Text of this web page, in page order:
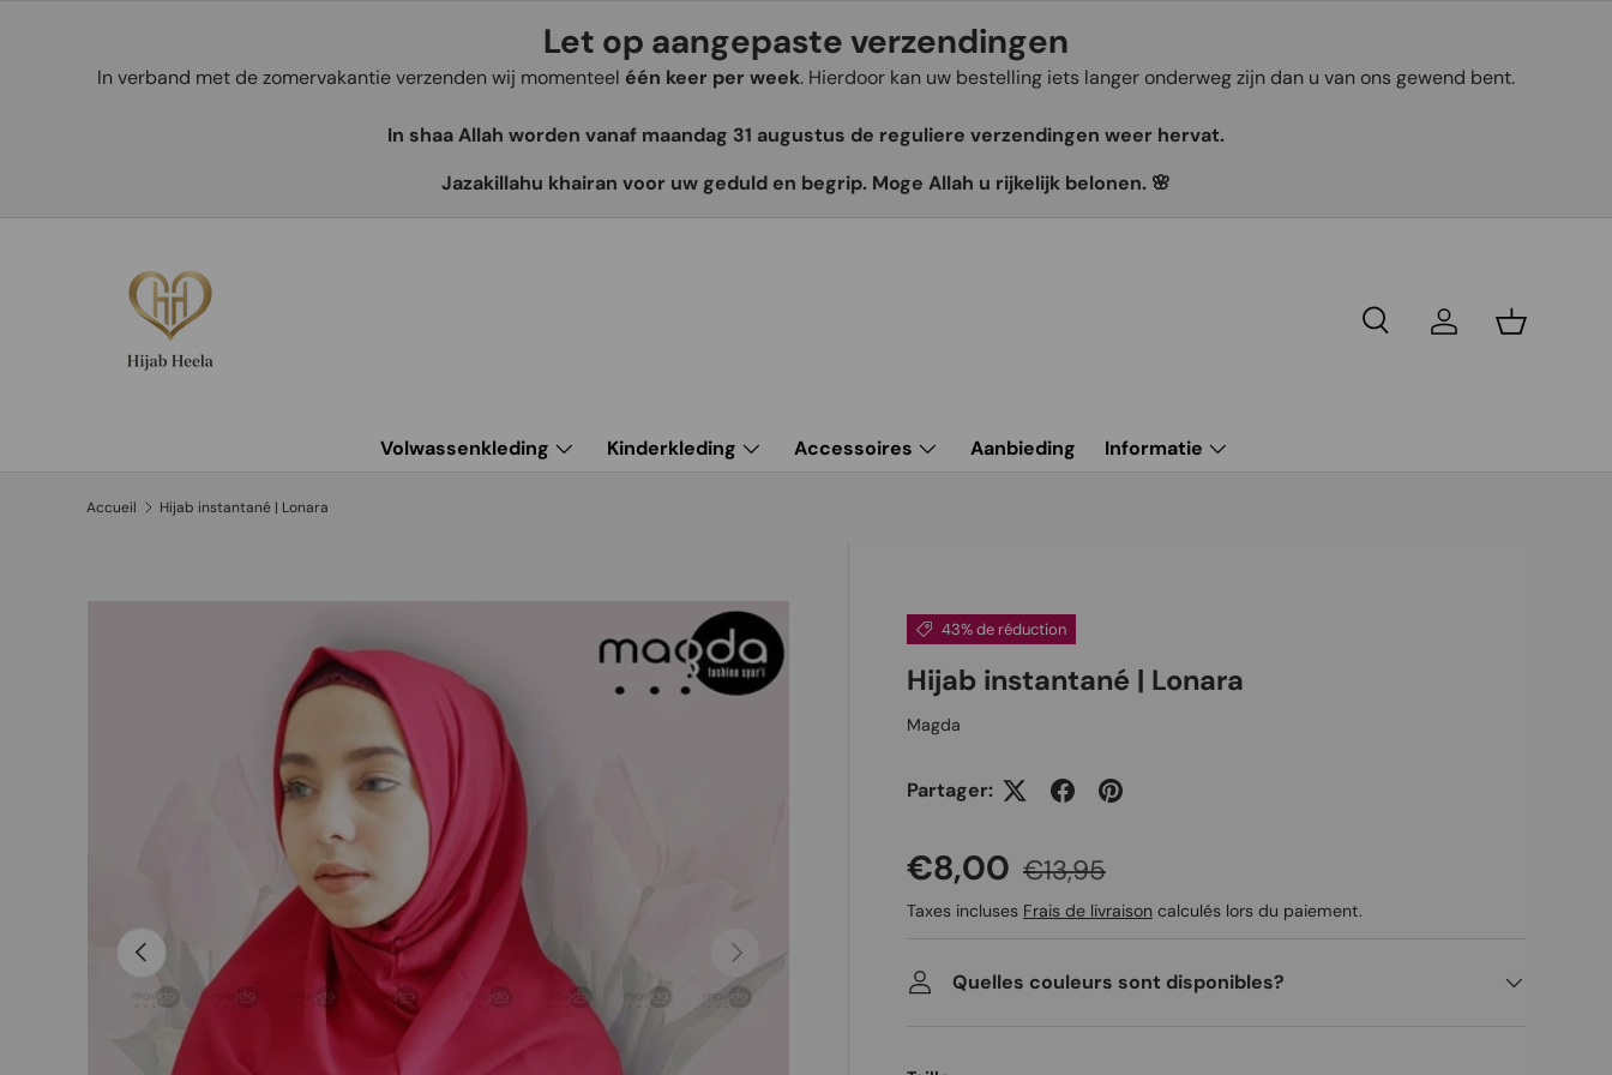
Let op aangepaste verzendingen
In verband met de zomervakantie verzenden wij momenteel één keer per week. Hierdoor kan uw bestelling iets langer onderweg zijn dan u van ons gewend bent.
In shaa Allah worden vanaf maandag 31 augustus de reguliere verzendingen weer hervat.
Jazakillahu khairan voor uw geduld en begrip. Moge Allah u rijkelijk belonen. 🌸
RechercheSe connecter
Panier
Volwassenkleding Kinderkleding Accessoires Aanbieding Informatie
Accueil Hijab instantané | Lonara
Passer aux informations produits
Précédent Suivant
43% de réduction
Hijab instantané | Lonara
Magda
Partager:
Prix soldé
€8,00 Prix habituel
€13,95
Taxes incluses Frais de livraison calculés lors du paiement.
Quelles couleurs sont disponibles?